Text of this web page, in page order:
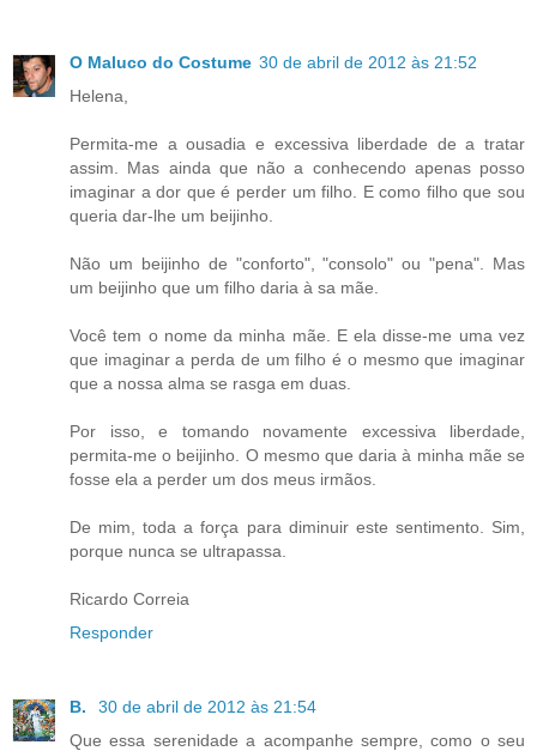
O Maluco do Costume 30 de abril de 2012 às 21:52
Helena,
Permita-me a ousadia e excessiva liberdade de a tratar
assim. Mas ainda que não a conhecendo apenas posso
imaginar a dor que é perder um filho. E como filho que sou
queria dar-lhe um beijinho.
Não um beijinho de "conforto", "consolo" ou "pena". Mas
um beijinho que um filho daria à sa mãe.
Você tem o nome da minha mãe. E ela disse-me uma vez
que imaginar a perda de um filho é o mesmo que imaginar
que a nossa alma se rasga em duas.
Por isso, e tomando novamente excessiva liberdade,
permita-me o beijinho. O mesmo que daria à minha mãe se
fosse ela a perder um dos meus irmãos.
De mim, toda a força para diminuir este sentimento. Sim,
porque nunca se ultrapassa.
Ricardo Correia
Responder
B.
30 de abril de 2012 às 21:54
Que essa serenidade a acompanhe sempre, como o seu